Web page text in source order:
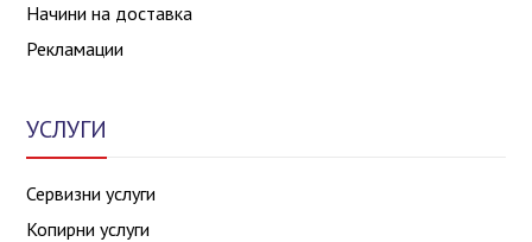
Начини на доставка
Рекламации
УСЛУГИ
Сервизни услуги
Копирни услуги